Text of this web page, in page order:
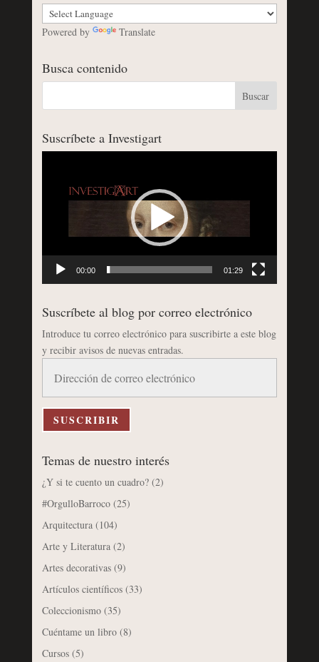
Powered by Translate
Busca contenido
Suscríbete a Investigart
00:00 01:29
Suscríbete al blog por correo electrónico
Introduce tu correo electrónico para suscribirte a este blog
y recibir avisos de nuevas entradas.
correo
electrónico
SUSCRIBIR
Temas de nuestro interés
¿Y si te cuento un cuadro?(2)
#OrgulloBarroco(25)
Arquitectura(104)
Arte y Literatura(2)
Artes decorativas(9)
Artículos científicos(33)
Coleccionismo(35)
Cuéntame un libro(8)
Cursos(5)